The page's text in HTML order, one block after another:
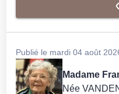
Publié le mardi 04 août
Madame
Née